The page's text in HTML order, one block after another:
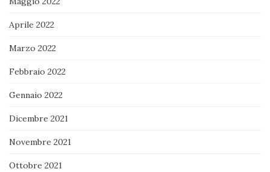
Aprile 2022
Marzo 2022
Febbraio 2022
Gennaio 2022
Dicembre 2021
Novembre 2021
Ottobre 2021